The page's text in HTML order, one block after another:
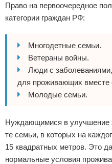
Право на первоочередное
категории граждан РФ:
Многодетные семьи.
Ветераны войны.
Люди с
для проживающих вместе
Молодые семьи.
Нуждающимися в улучшение
те семьи, в которых на
15 квадратных метров. Это
нормальные условия